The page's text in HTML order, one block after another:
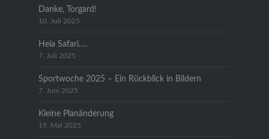
Danke, Torgard!
10. Juli 2025
Heia Safari….
7. Juli 2025
Sportwoche 2025 – Ein Rückblick in Bildern
7. Juni 2025
Kleine Planänderung
19. Mai 2025